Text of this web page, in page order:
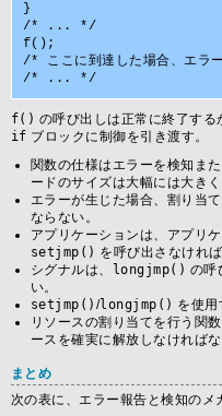
}
/* ... */
f();
/* ここに到達した場合、エラ
f() の呼び出しは正常に終了す
if ブロックに制御を引き渡す。
関数の仕様はエラーを検知ま
ードのサイズは大幅には大きく
エラーが生じた場合、割り当
ならない。
アプリケーションは、アプリ
setjmp() を呼び出さなければ
シグナルは、
longjmp() の呼
い。
setjmp() /longjmp() を使用
リソースの割り当てを行う関
ースを確実に解放しなければな
まとめ
次の表に、エラー報告と検知のメ